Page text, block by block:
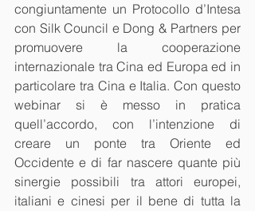
congiuntamente un Protocollo d’Intesa
con Silk Council e Dong & Partners per
promuovere la cooperazione
internazionale tra Cina ed Europa ed in
particolare tra Cina e Italia. Con questo
webinar si è messo in pratica
quell’accordo, con l’intenzione di
creare un ponte tra Oriente ed
Occidente e di far nascere quante più
sinergie possibili tra attori europei,
italiani e cinesi per il bene di tutta la